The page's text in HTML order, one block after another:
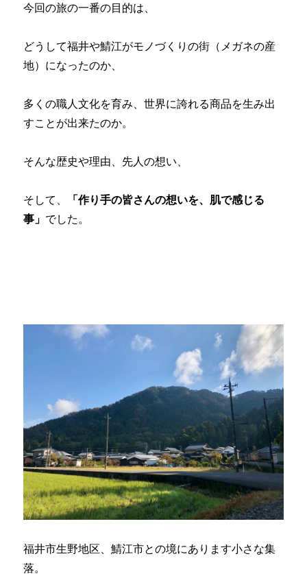
今回の旅の一番の目的は、
どうして福井や鯖江がモノづくりの街（メガネの産
地）になったのか、
多くの職人文化を育み、世界に誇れる商品を生み出
すことが出来たのか。
そんな歴史や理由、先人の想い、
そして、
「作り手の皆さんの想いを、肌で感じる
事」 でした。
福井市生野地区、鯖江市との境にあります小さな集
落。